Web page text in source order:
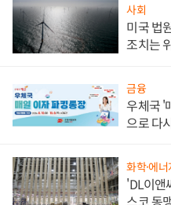
사회
미국 법
조치는
금융
우체국 '
으로 다
화학·에너
'DL이앤
스코 동